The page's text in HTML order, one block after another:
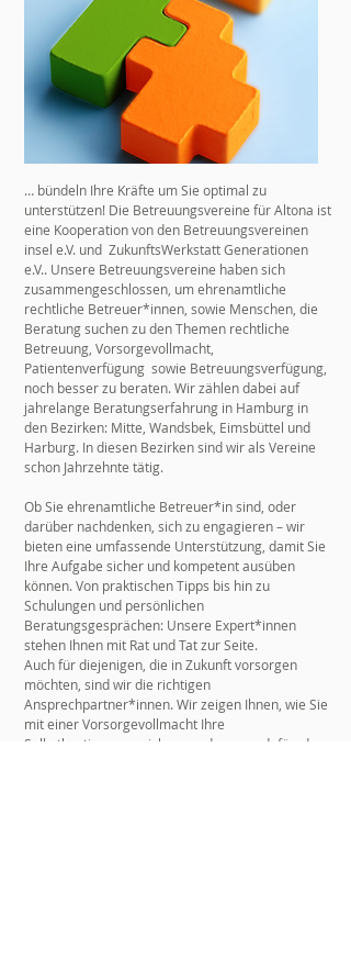
… bündeln Ihre Kräfte um Sie optimal zu
unterstützen! Die Betreuungsvereine für Altona ist
eine Kooperation von den Betreuungsvereinen
insel e.V. und ZukunftsWerkstatt Generationen
e.V.. Unsere Betreuungsvereine haben sich
zusammengeschlossen, um ehrenamtliche
rechtliche Betreuer*innen, sowie Menschen, die
Beratung suchen zu den Themen rechtliche
Betreuung, Vorsorgevollmacht,
Patientenverfügung sowie Betreuungsverfügung,
noch besser zu beraten. Wir zählen dabei auf
jahrelange Beratungserfahrung in Hamburg in
den Bezirken: Mitte, Wandsbek, Eimsbüttel und
Harburg. In diesen Bezirken sind wir als Vereine
schon Jahrzehnte tätig.
Ob Sie ehrenamtliche Betreuer*in sind, oder
darüber nachdenken, sich zu engagieren – wir
bieten eine umfassende Unterstützung, damit Sie
Ihre Aufgabe sicher und kompetent ausüben
können. Von praktischen Tipps bis hin zu
Schulungen und persönlichen
Beratungsgesprächen: Unsere Expert*innen
stehen Ihnen mit Rat und Tat zur Seite.
Auch für diejenigen, die in Zukunft vorsorgen
möchten, sind wir die richtigen
Ansprechpartner*innen. Wir zeigen Ihnen, wie Sie
mit einer Vorsorgevollmacht Ihre
Selbstbestimmung sichern und sorgen dafür, dass